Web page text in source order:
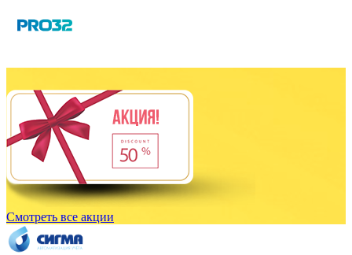
Смотреть все акции